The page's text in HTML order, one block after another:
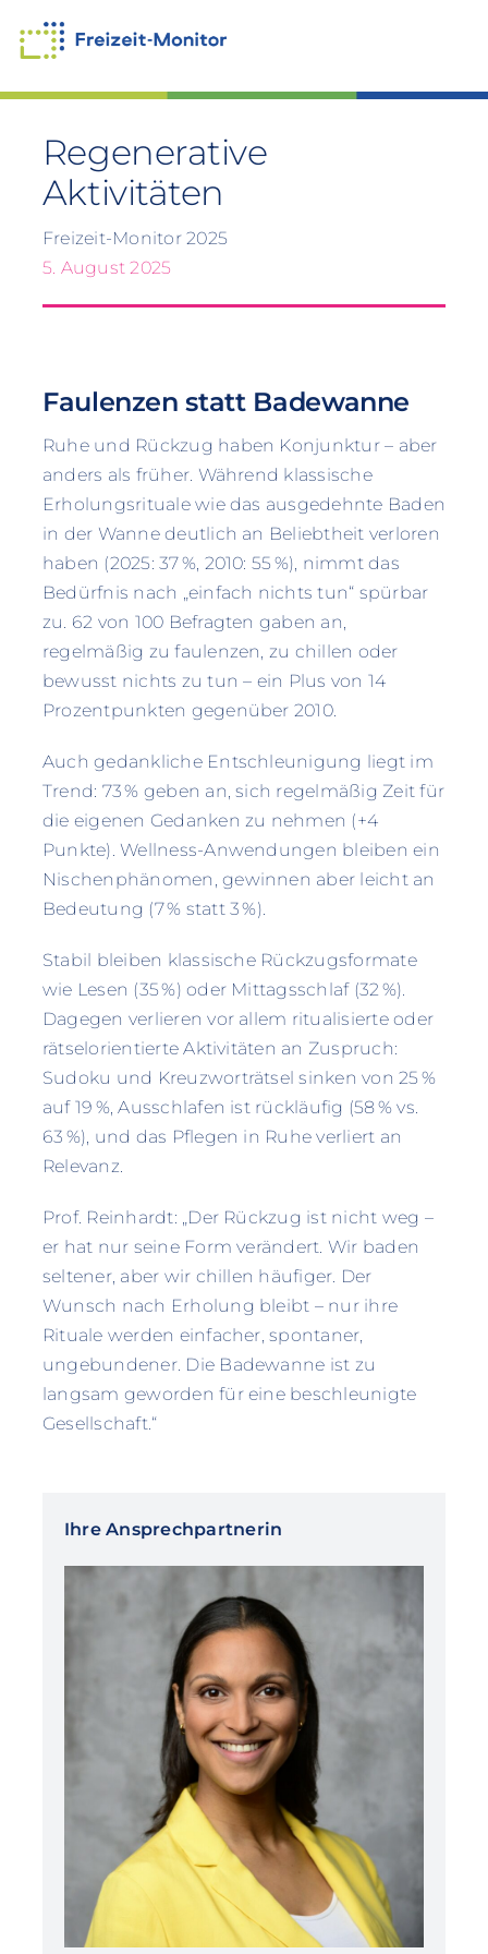
Inhalt
Regenerative
Aktivitäten
Freizeit-Monitor 2025
5. August 2025
Faulenzen statt Badewanne
Ruhe und Rückzug haben Konjunktur – aber
anders als früher. Während klassische
Erholungsrituale wie das ausgedehnte Baden
in der Wanne deutlich an Beliebtheit verloren
haben (2025: 37 %, 2010: 55 %), nimmt das
Bedürfnis nach „einfach nichts tun“ spürbar
zu. 62 von 100 Befragten gaben an,
regelmäßig zu faulenzen, zu chillen oder
bewusst nichts zu tun – ein Plus von 14
Prozentpunkten gegenüber 2010.
Auch gedankliche Entschleunigung liegt im
Trend: 73 % geben an, sich regelmäßig Zeit für
die eigenen Gedanken zu nehmen (+4
Punkte). Wellness-Anwendungen bleiben ein
Nischenphänomen, gewinnen aber leicht an
Bedeutung (7 % statt 3 %).
Stabil bleiben klassische Rückzugsformate
wie Lesen (35 %) oder Mittagsschlaf (32 %).
Dagegen verlieren vor allem ritualisierte oder
rätselorientierte Aktivitäten an Zuspruch:
Sudoku und Kreuzworträtsel sinken von 25 %
auf 19 %, Ausschlafen ist rückläufig (58 % vs.
63 %), und das Pflegen in Ruhe verliert an
Relevanz.
Prof. Reinhardt: „Der Rückzug ist nicht weg –
er hat nur seine Form verändert. Wir baden
seltener, aber wir chillen häufiger. Der
Wunsch nach Erholung bleibt – nur ihre
Rituale werden einfacher, spontaner,
ungebundener. Die Badewanne ist zu
langsam geworden für eine beschleunigte
Gesellschaft.“
Ihre Ansprechpartnerin